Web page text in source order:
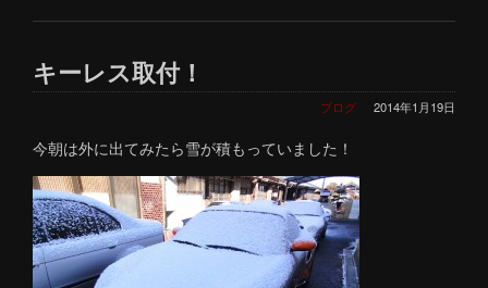
キーレス取付！
2014年1月19日
ブログ
今朝は外に出てみたら雪が積もっていました！